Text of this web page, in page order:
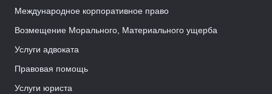
Международное корпоративное право
Возмещение Морального, Материального ущерба
Услуги адвоката
Правовая помощь
Услуги юриста